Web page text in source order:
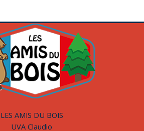
LES AMIS DU BOIS
UVA Claudio